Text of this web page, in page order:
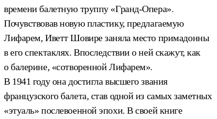
времени балетную труппу «Гранд-Опера».
Почувствовав новую пластику, предлагаемую
Лифарем, Иветт Шовире заняла место примадонны
в его спектаклях. Впоследствии о ней скажут, как
о балерине, «сотворенной Лифарем».
В 1941 году она достигла высшего звания
французского балета, став одной из самых заметных
«этуаль» послевоенной эпохи. В своей книге